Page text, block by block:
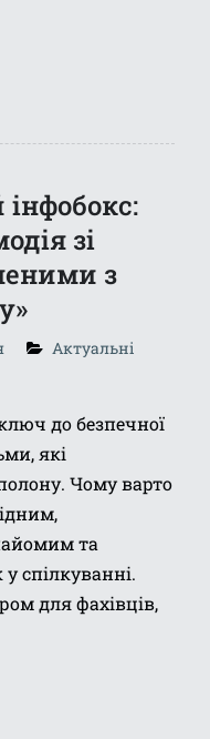
зі
з
Актуальні
до безпечної
які
Чому варто
та
спілкуванні.
для фахівців,